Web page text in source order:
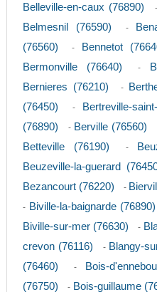
Belleville-en-caux (76890) -
Belmesnil (76590) -
(76560)
- Bennetot
Bermonville (76640) -
Bernieres (76210) -
(76450)
- Bertreville-
(76890)
- Berville (76560)
Betteville (76190) -
Beuzeville-la-guerard
Bezancourt (76220) -
- Biville-la-baignarde (76890)
Biville-sur-mer (76630) -
crevon (76116)
- Blangy-
(76460)
- Bois-
(76750)
- Bois-guillaume